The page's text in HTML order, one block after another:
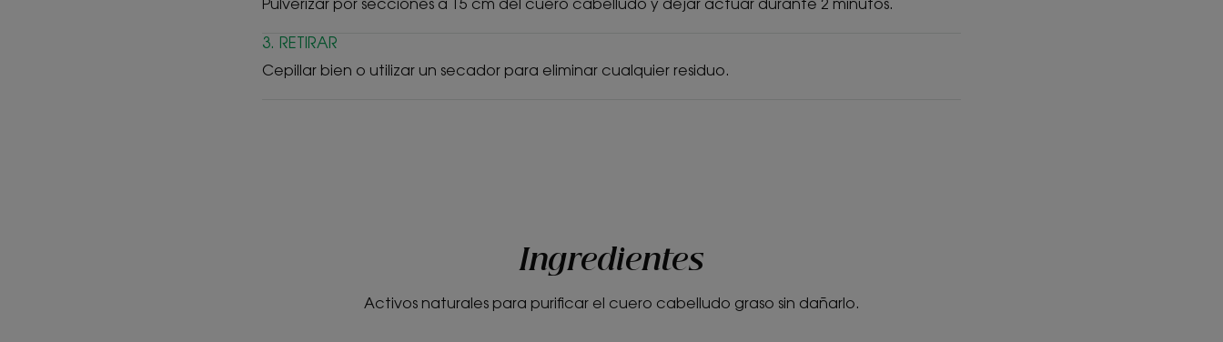
Pulverizar por secciones a 15 cm del cuero cabelludo y dejar actuar durante 2 minutos.
3. RETIRAR
Cepillar bien o utilizar un secador para eliminar cualquier residuo.
Ingredientes
Activos naturales para purificar el cuero cabelludo graso sin dañarlo.